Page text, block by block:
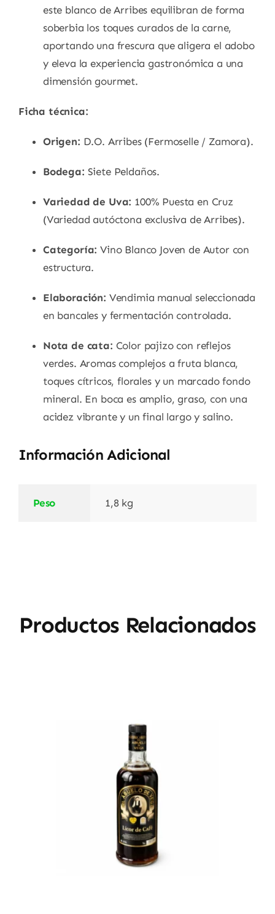
este blanco de Arribes equilibran de forma
soberbia los toques curados de la carne,
aportando una frescura que aligera el adobo
y eleva la experiencia gastronómica a una
dimensión gourmet.
Ficha técnica:
Origen: D.O. Arribes (Fermoselle / Zamora).
Bodega: Siete Peldaños.
Variedad de Uva: 100% Puesta en Cruz
(Variedad autóctona exclusiva de Arribes).
Categoría: Vino Blanco Joven de Autor con
estructura.
Elaboración: Vendimia manual seleccionada
en bancales y fermentación controlada.
Nota de cata: Color pajizo con reflejos
verdes. Aromas complejos a fruta blanca,
toques cítricos, florales y un marcado fondo
mineral. En boca es amplio, graso, con una
acidez vibrante y un final largo y salino.
Información Adicional
Peso 1,8 kg
Productos Relacionados